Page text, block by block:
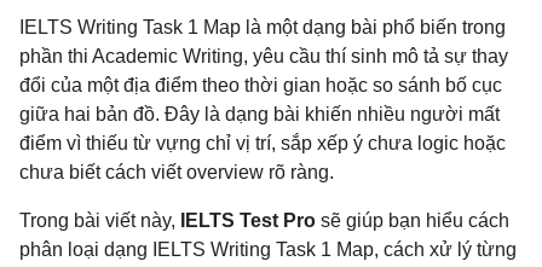
IELTS Writing Task 1 Map là một dạng bài phổ biến trong
phần thi Academic Writing, yêu cầu thí sinh mô tả sự thay
đổi của một địa điểm theo thời gian hoặc so sánh bố cục
giữa hai bản đồ. Đây là dạng bài khiến nhiều người mất
điểm vì thiếu từ vựng chỉ vị trí, sắp xếp ý chưa logic hoặc
chưa biết cách viết overview rõ ràng.
Trong bài viết này, IELTS Test Pro sẽ giúp bạn hiểu cách
phân loại dạng IELTS Writing Task 1 Map, cách xử lý từng